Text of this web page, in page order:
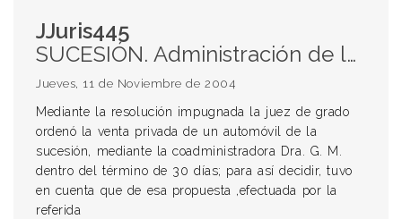
JJuris445
SUCESIÓN. Administración de la herencia. Venta de un bien para afrontar los gastos del proceso.
Jueves, 11 de Noviembre de 2004
Mediante la resolución impugnada la juez de grado
ordenó la venta privada de un automóvil de la
sucesión, mediante la coadministradora Dra. G. M.
dentro del término de 30 días; para así decidir, tuvo
en cuenta que de esa propuesta ,efectuada por la
referida